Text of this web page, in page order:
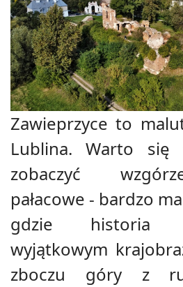
Zawieprzyce to
Lublina. Warto
zobaczyć
pałacowe - bardzo
gdzie historia
wyjątkowym
zboczu góry z